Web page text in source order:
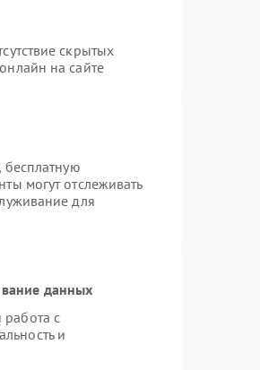
скрытых
на сайте
бесплатную
могут отслеживать
для
данных
с
и